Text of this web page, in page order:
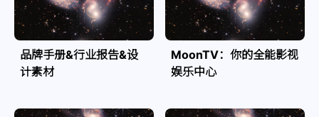
品牌手册&行业报告&设
计素材
MoonTV：你的全能影视
娱乐中心